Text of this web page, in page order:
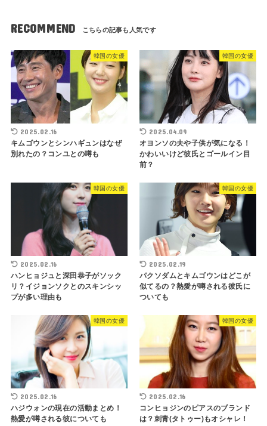
RECOMMEND
韓国の女優
2025.02.16
キムゴウンとシンハギュンはなぜ
別れたの？コンユとの噂も
韓国の女優
2025.04.09
オヨンソの夫や子供が気になる！
かわいいけど彼氏とゴールイン目
前？
韓国の女優
2025.02.16
ハンヒョジュと深田恭子がソック
リ？イジョンソクとのスキンシッ
プが多い理由も
韓国の女優
2025.02.19
パクソダムとキムゴウンはどこが
似てるの？熱愛が噂される彼氏に
ついても
韓国の女優
2025.02.16
ハジウォンの現在の活動まとめ！
熱愛が噂される彼についても
韓国の女優
2025.02.16
コンヒョジンのピアスのブランド
は？刺青(タトゥー)もオシャレ！